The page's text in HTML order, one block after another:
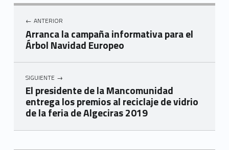
ANTERIOR
Arranca la campaña informativa para el
Árbol Navidad Europeo
SIGUIENTE
El presidente de la Mancomunidad
entrega los premios al reciclaje de vidrio
de la feria de Algeciras 2019